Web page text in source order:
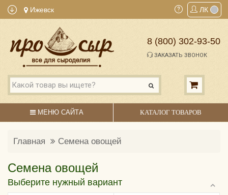
Ижевск ЛК
8 (800) 302-93-50
ЗАКАЗАТЬ ЗВОНОК
МЕНЮ САЙТА КАТАЛОГ ТОВАРОВ
Главная Семена овощей
Семена овощей
Выберите нужный вариант